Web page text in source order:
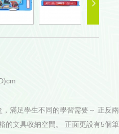
滿足學生不同的學習需要～ 正反兩
的文具收納空間。 正面更設有5個筆